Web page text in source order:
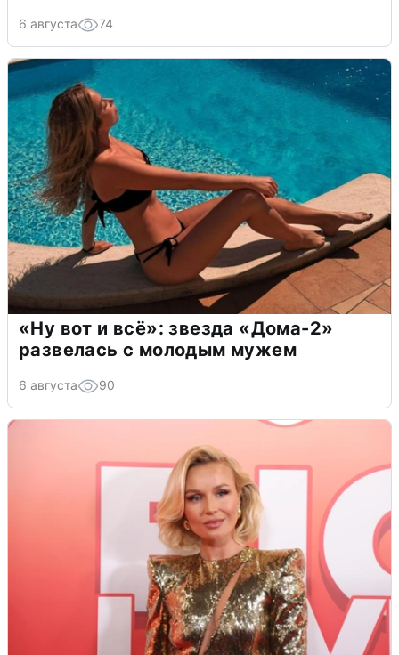
6 августа 74
«Ну вот и всё»: звезда «Дома-2»
развелась с молодым мужем
6 августа 90